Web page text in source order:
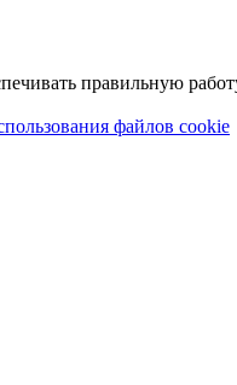
правильную
файлов cookie